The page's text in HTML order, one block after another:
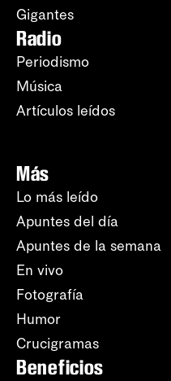
Gigantes
Radio
Periodismo
Música
Artículos leídos
Más
Lo más leído
Apuntes del día
Apuntes de la semana
En vivo
Fotografía
Humor
Crucigramas
Beneficios